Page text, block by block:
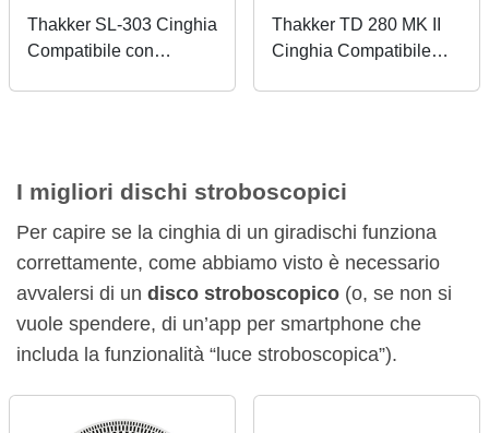
Thakker SL-303 Cinghia
Compatibile con
Thakker TD 280 MK II
Cinghia Compatibile
I migliori dischi stroboscopici
Per capire se la cinghia di un giradischi funziona
correttamente, come abbiamo visto è necessario
avvalersi di un disco stroboscopico (o, se non si
vuole spendere, di un’app per smartphone che
includa la funzionalità “luce stroboscopica”).